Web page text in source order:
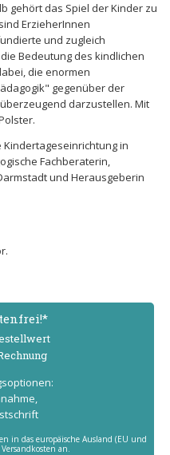
gehört das Spiel der Kinder zu
ErzieherInnen
und zugleich
Bedeutung des kindlichen
die enormen
gegenüber der
darzustellen. Mit
Kindertageseinrichtung in
Fachberaterin,
und Herausgeberin
in das europäische Ausland (EU und
an.